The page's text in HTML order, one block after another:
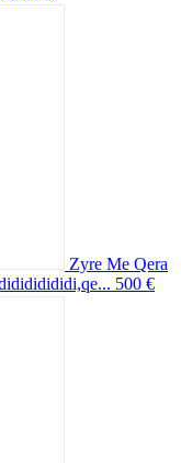
Zyre Me Qera
500 €